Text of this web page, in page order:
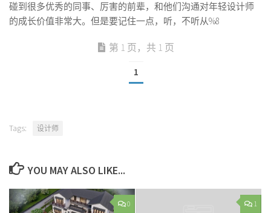
碰到很多优秀的同事、厉害的前辈，和他们沟通对年轻设计师
的成长价值非常大。但是要记住一点，听，不听从%8
第 1 页，共 1 页
1
Tags: 设计师
YOU MAY ALSO LIKE...
0 1